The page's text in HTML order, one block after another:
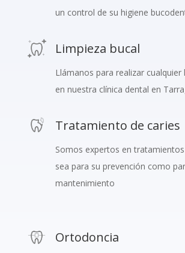
un control de su higiene
Limpieza bucal
Llámanos para realizar cualquier
en nuestra clínica dental en
Tratamiento de caries
Somos expertos en
sea para su prevención como
mantenimiento
Ortodoncia